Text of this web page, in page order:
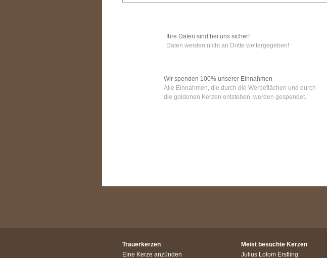
Ihre Daten sind bei uns sicher!
Daten werden nicht an Dritte weitergegeben!
Wir spenden 100% unserer Einnahmen
Alle Einnahmen, die durch die Werbeflächen und durch
die goldenen Kerzen entstehen, werden gespendet.
Trauerkerzen
Eine Kerze anzünden
Meist besuchte Kerzen
Julius Lolom Erstling